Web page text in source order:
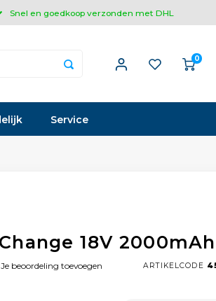
Snel en goedkoop verzonden met DHL
0
Service
18V 2000mAh
Je beoordeling toevoegen ARTIKELCODE